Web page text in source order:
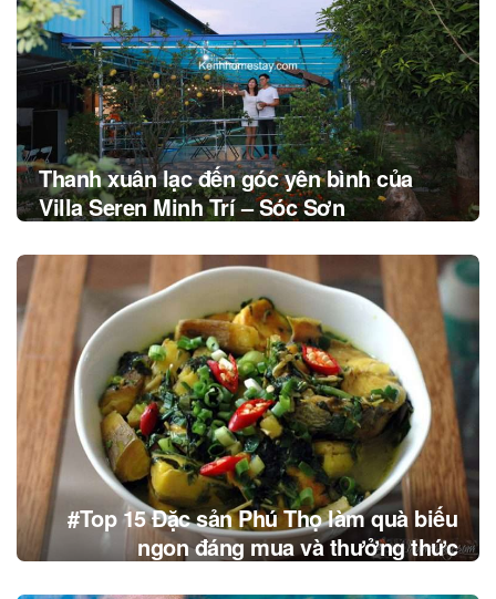
Thanh xuân lạc đến góc yên bình của
Villa Seren Minh Trí – Sóc Sơn
#Top 15 Đặc sản Phú Thọ làm quà biếu
ngon đáng mua và thưởng thức